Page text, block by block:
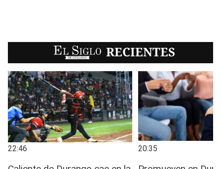
EL SIGLO RECIENTES